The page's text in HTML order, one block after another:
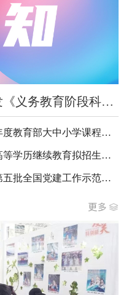
教育部办公厅关于印发《义务教育阶段科学教育“做中学”领航行动指南》的通知
教育部办公厅关于2026年度教育部大中小学课程教材研究项目立项的通知
教育部关于公布2026年高等学历继续教育拟招生专业备案结果和校外教学点设置备案结果的通知
教育部办公厅关于公布第五批全国党建工作示范高校、标杆院系、样板支部培育创建单位名单的通知